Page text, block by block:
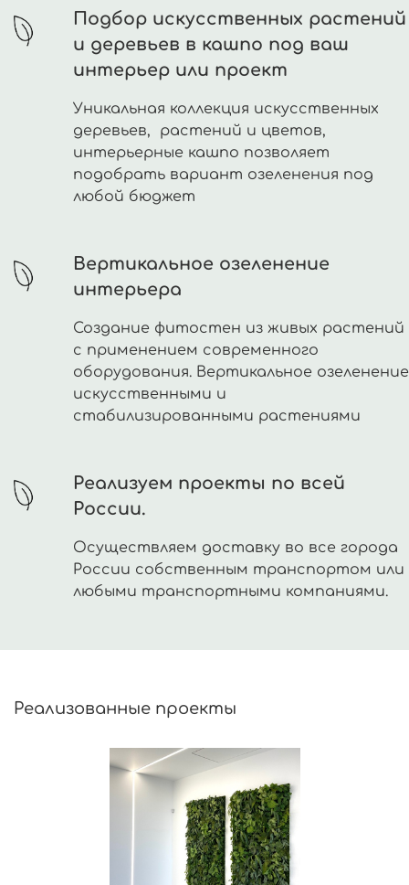
Подбор искусственных растений
и деревьев в кашпо под ваш
интерьер или проект
Уникальная коллекция искусственных
деревьев, растений и цветов,
интерьерные кашпо позволяет
подобрать вариант озеленения под
любой бюджет
Вертикальное озеленение
интерьера
Создание фитостен из живых растений
с применением современного
оборудования. Вертикальное озеленение
искусственными и
стабилизированными растениями
Реализуем проекты по всей
России.
Осуществляем доставку во все города
России собственным транспортом или
любыми транспортными компаниями.
Реализованные проекты